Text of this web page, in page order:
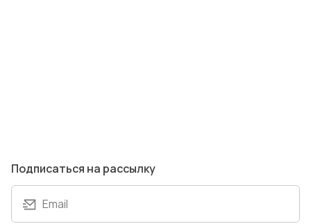
Подписаться на рассылку
Email